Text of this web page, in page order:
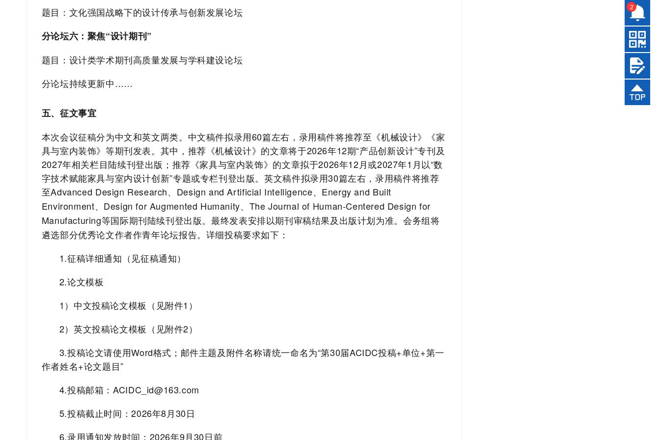
2
题目：文化强国战略下的设计传承与创新发展论坛
分论坛六：聚焦“设计期刊”
题目：设计类学术期刊高质量发展与学科建设论坛
分论坛持续更新中……
五、征文事宜
本次会议征稿分为中文和英文两类。中文稿件拟录用60篇左右，录用稿件将推荐至《机械设计》《家
具与室内装饰》等期刊发表。其中，推荐《机械设计》的文章将于2026年12期“产品创新设计”专刊及
2027年相关栏目陆续刊登出版；推荐《家具与室内装饰》的文章拟于2026年12月或2027年1 月以“数
字技术赋能家具与室内设计创新”专题或专栏刊登出版。英文稿件拟录用30篇左右，录用稿件将推荐
至Advanced Design Research、 Design and Artificial Intelligence、 Energy and Built
Environment、 Design for Augmented Humanity、 The Journal of Human-Centered Design for
Manufacturing等国际期刊陆续刊登出版。最终发表安排以期刊审稿结果及出版计划为准。会务组将
遴选部分优秀论文作者作青年论坛报告。详细投稿要求如下：
1.征稿详细通知（ 见征稿通知）
2.论文模板
1 ）中文投稿论文模板（ 见附件1 ）
2）英文投稿论文模板（ 见附件2）
3.投稿论文请使用Word格式；邮件主题及附件名称请统一命名为“第30届ACIDC投稿+单位+第一
作者姓名+论文题目”
4.投稿邮箱：ACIDC_id@163.com
5.投稿截止时间：2026年8月30日
6.录用通知发放时间： 2026年9月30日前